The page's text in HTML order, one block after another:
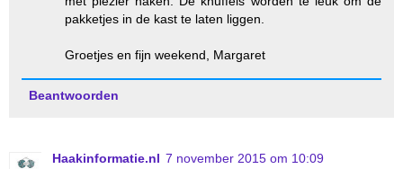
pakketjes in de kast te laten liggen.
Groetjes en fijn weekend, Margaret
Beantwoorden
Haakinformatie.nl 7 november 2015 om 10:09